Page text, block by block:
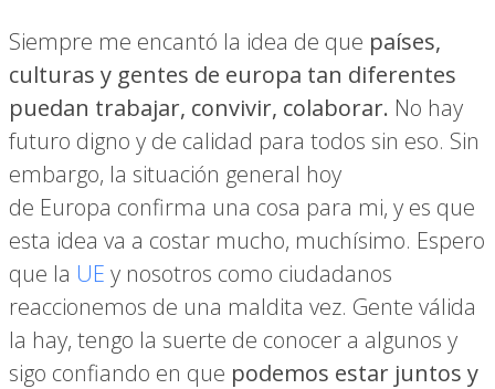
Siempre me encantó la idea de que países,
culturas y gentes de europa tan diferentes
puedan trabajar, convivir, colaborar. No hay
futuro digno y de calidad para todos sin eso. Sin
embargo, la situación general hoy
de Europa confirma una cosa para mi, y es que
esta idea va a costar mucho, muchísimo. Espero
que la UE y nosotros como ciudadanos
reaccionemos de una maldita vez. Gente válida
la hay, tengo la suerte de conocer a algunos y
sigo confiando en que podemos estar juntos y